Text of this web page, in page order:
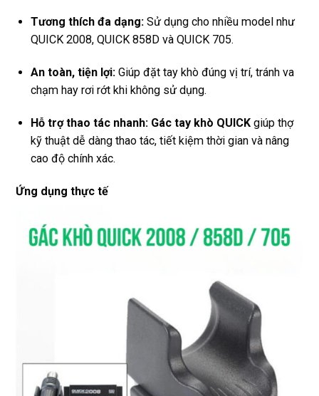
Tương thích đa dạng: Sử dụng cho nhiều model như
QUICK 2008, QUICK 858D và QUICK 705.
An toàn, tiện lợi: Giúp đặt tay khò đúng vị trí, tránh va
chạm hay rơi rớt khi không sử dụng.
Hỗ trợ thao tác nhanh: Gác tay khò QUICK giúp thợ
kỹ thuật dễ dàng thao tác, tiết kiệm thời gian và nâng
cao độ chính xác.
Ứng dụng thực tế